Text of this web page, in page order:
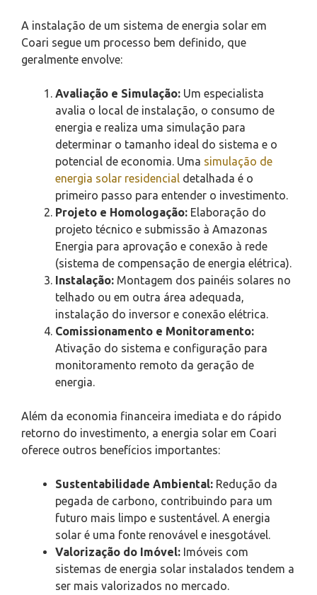
A instalação de um sistema de energia solar em
Coari segue um processo bem definido, que
geralmente envolve:
Avaliação e Simulação: Um especialista
avalia o local de instalação, o consumo de
energia e realiza uma simulação para
determinar o tamanho ideal do sistema e o
potencial de economia. Uma simulação de
energia solar residencial detalhada é o
primeiro passo para entender o investimento.
Projeto e Homologação: Elaboração do
projeto técnico e submissão à Amazonas
Energia para aprovação e conexão à rede
(sistema de compensação de energia elétrica).
Instalação: Montagem dos painéis solares no
telhado ou em outra área adequada,
instalação do inversor e conexão elétrica.
Comissionamento e Monitoramento:
Ativação do sistema e configuração para
monitoramento remoto da geração de
energia.
Além da economia financeira imediata e do rápido
retorno do investimento, a energia solar em Coari
oferece outros benefícios importantes:
Sustentabilidade Ambiental: Redução da
pegada de carbono, contribuindo para um
futuro mais limpo e sustentável. A energia
solar é uma fonte renovável e inesgotável.
Valorização do Imóvel: Imóveis com
sistemas de energia solar instalados tendem a
ser mais valorizados no mercado.